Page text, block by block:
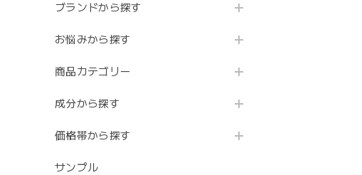
ブランドから探す
お悩みから探す
商品カテゴリー
成分から探す
価格帯から探す
サンプル